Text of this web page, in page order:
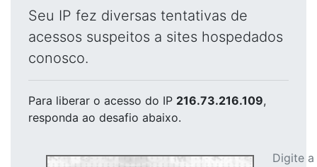
Seu IP fez diversas tentativas de
acessos suspeitos a sites hospedados
conosco.
Para liberar o acesso do IP 216.73.216.109,
responda ao desafio abaixo.
Digite